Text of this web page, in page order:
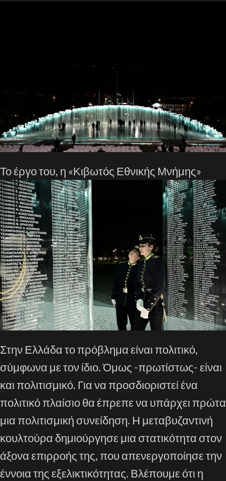
Το έργο του, η «Κιβωτός Εθνικής Μνήμης»
Στην Ελλάδα το πρόβλημα είναι πολιτικό,
σύμφωνα με τον ίδιο. Όμως -πρωτίστως- είναι
και πολιτισμικό. Για να προσδιοριστεί ένα
πολιτικό πλαίσιο θα έπρεπε να υπάρχει πρώτα
μια πολιτισμική συνείδηση. Η μεταβυζαντινή
κουλτούρα δημιούργησε μια στατικότητα στον
άξονα επιρροής της, που απενεργοποίησε την
έννοια της εξελικτικότητας. Βλέπουμε ότι η